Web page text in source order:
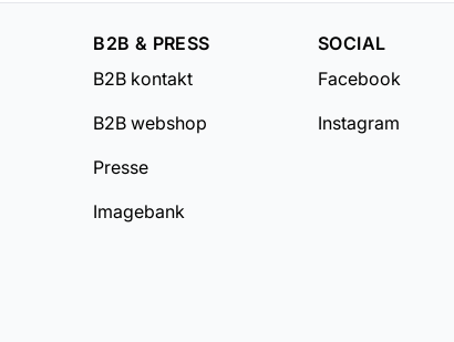
B2B & PRESS
B2B kontakt
B2B webshop
Presse
Imagebank
SOCIAL
Facebook
Instagram